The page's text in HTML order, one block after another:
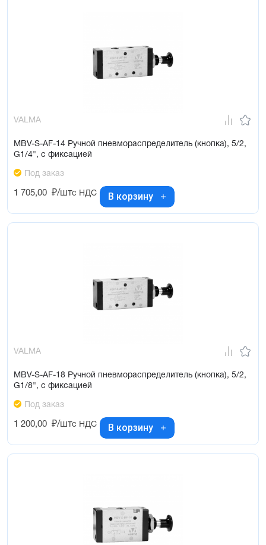
VALMA
MBV-S-AF-14 Ручной пневмораспределитель (кнопка), 5/2,
G1/4", с фиксацией
Под заказ
1 705,00 ₽/штс НДС В корзину
VALMA
MBV-S-AF-18 Ручной пневмораспределитель (кнопка), 5/2,
G1/8", с фиксацией
Под заказ
1 200,00 ₽/штс НДС В корзину